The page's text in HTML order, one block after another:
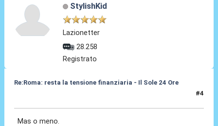
StylishKid
Lazionetter
28.258
Registrato
Re:Roma: resta la tensione finanziaria - Il Sole 24 Ore
#4
Mas o meno.